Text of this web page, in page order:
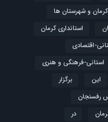
کرمان و شهرستان ها
استانداری کرمان
اقتصادی
استانی-فرهنگی و هنری
این
برگزار
رفسنجان
در